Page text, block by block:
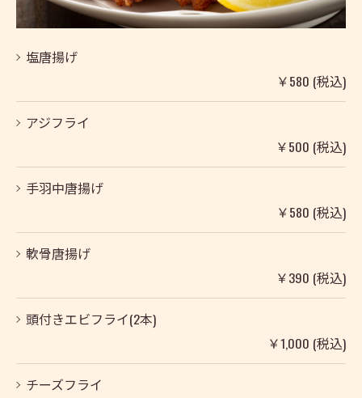
塩唐揚げ
￥580 (税込)
アジフライ
￥500 (税込)
手羽中唐揚げ
￥580 (税込)
軟骨唐揚げ
￥390 (税込)
頭付きエビフライ(2本)
￥1,000 (税込)
チーズフライ